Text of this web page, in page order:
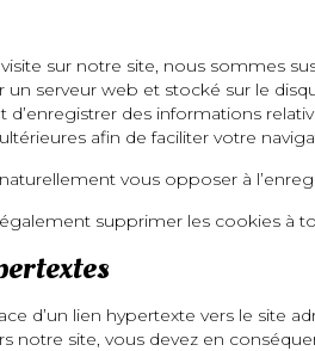
sur notre site, nous sommes
un serveur web et stocké sur le
d’enregistrer des informations
afin de faciliter votre
vous opposer à
supprimer les cookies à
d’un lien hypertexte vers le site
notre site, vous devez en